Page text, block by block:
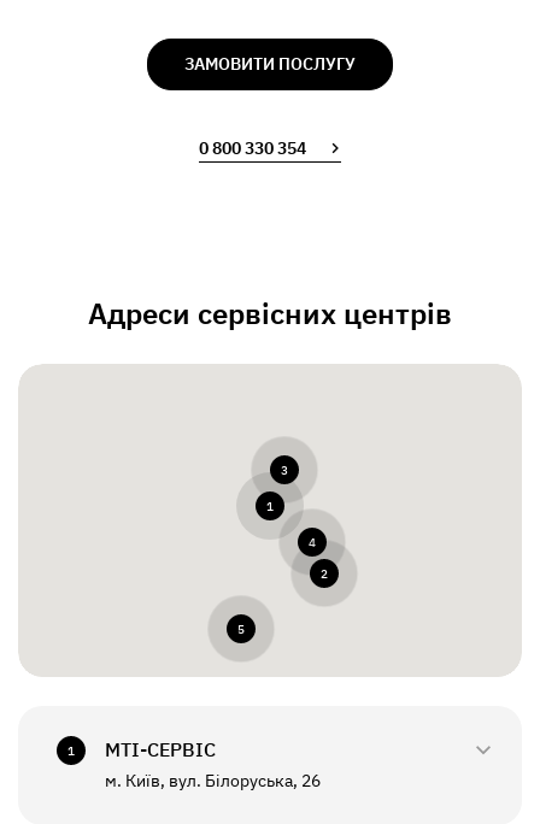
ЗАМОВИТИ ПОСЛУГУ
0 800 330 354
Адреси сервісних центрів
1
2
3
4
5
1 МТI-СЕРВІС
м. Київ, вул. Білоруська, 26